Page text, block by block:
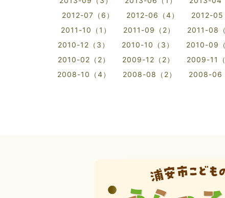
2012-07（6）
2012-06（4） 2012-05
2011-10（1）
2011-09（2） 2011-08（
2010-12（3）
2010-10（3） 2010-09（
2010-02（2）
2009-12（2） 2009-11（
2008-10（4）
2008-08（2） 2008-06